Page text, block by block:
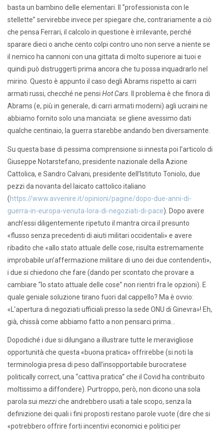
basta un bambino delle elementari. Il “professionista con le
stellette” servirebbe invece per spiegare che, contrariamente a ciò
che pensa Ferrari, il calcolo in questione è irrilevante, perché
sparare dieci o anche cento colpi contro uno non serve a niente se
il nemico ha cannoni con una gittata di molto superiore ai tuoi e
quindi può distruggerti prima ancora che tu possa inquadrarlo nel
mirino. Questo è appunto il caso degli Abrams rispetto ai carri
armati russi, checché ne pensi Hot Cars. Il problema è che finora di
Abrams (e, più in generale, di carri armati moderni) agli ucraini ne
abbiamo fornito solo una manciata: se gliene avessimo dati
qualche centinaio, la guerra starebbe andando ben diversamente.
Su questa base di pessima comprensione si innesta poi l’articolo di
Giuseppe Notarstefano, presidente nazionale della Azione
Cattolica, e Sandro Calvani, presidente dell’Istituto Toniolo, due
pezzi da novanta del laicato cattolico italiano
(https://www.avvenire.it/opinioni/pagine/dopo-due-anni-di-
guerra-in-europa-venuta-lora-di-negoziati-di-pace). Dopo avere
anch’essi diligentemente ripetuto il mantra circa il presunto
«flusso senza precedenti di aiuti militari occidentali» e avere
ribadito che «allo stato attuale delle cose, risulta estremamente
improbabile un’affermazione militare di uno dei due contendenti»,
i due si chiedono che fare (dando per scontato che provare a
cambiare “lo stato attuale delle cose” non rientri fra le opzioni). E
quale geniale soluzione tirano fuori dal cappello? Ma è ovvio:
«L’apertura di negoziati ufficiali presso la sede ONU di Ginevra»! Eh,
già, chissà come abbiamo fatto a non pensarci prima…
Dopodiché i due si dilungano a illustrare tutte le meravigliose
opportunità che questa «buona pratica» offrirebbe (si noti la
terminologia presa di peso dall’insopportabile burocratese
politically correct, una “cattiva pratica” che il Covid ha contribuito
moltissimo a diffondere). Purtroppo, però, non dicono una sola
parola sui mezziche andrebbero usati a tale scopo, senza la
definizione dei quali i fini proposti restano parole vuote (dire che si
«potrebbero offrire forti incentivi economici e politici per